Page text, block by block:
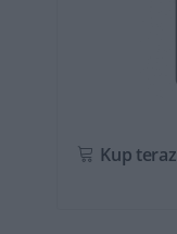
Kup teraz